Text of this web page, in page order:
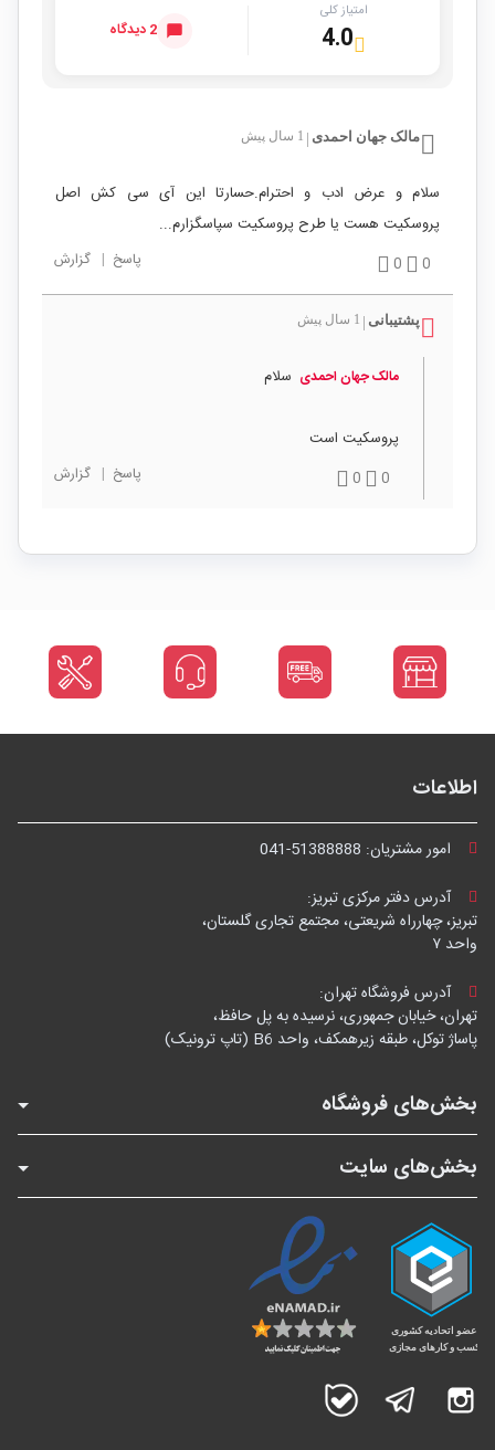
امتیاز کلی
4.0 2 دیدگاه
مالک جهان احمدی 1 سال پیش
سلام و عرض ادب و احترام.حسارتا این آی سی کش اصل
پروسکیت هست یا طرح پروسکیت سپاسگزارم...
0
0 پاسخ | گزارش
پشتیبانی 1 سال پیش
مالک جهان احمدی سلام
پروسکیت است
0
0 پاسخ | گزارش
اطلاعات
امور مشتریان: 041-51388888
آدرس دفتر مرکزی تبریز:
تبریز، چهارراه شریعتی، مجتمع تجاری گلستان،
واحد ۷
آدرس فروشگاه تهران:
تهران، خیابان جمهوری، نرسیده به پل حافظ،
پاساژ توکل، طبقه زیرهمکف، واحد B6 (تاپ ترونیک)
بخش‌های فروشگاه
بخش‌های سایت
اینستاگرام تلگرام